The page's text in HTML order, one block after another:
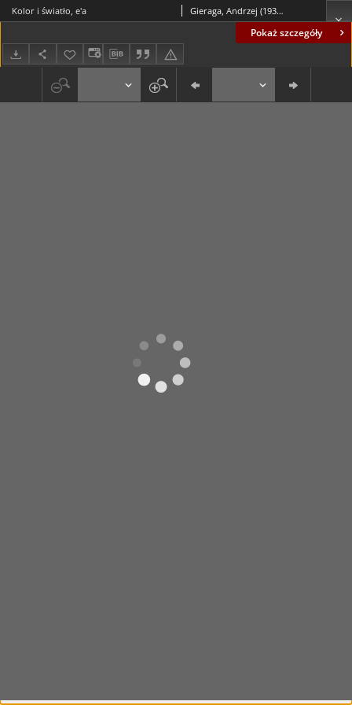
Pokaż szczegóły
Kolor i światło, e'a Gieraga, Andrzej (1934- )